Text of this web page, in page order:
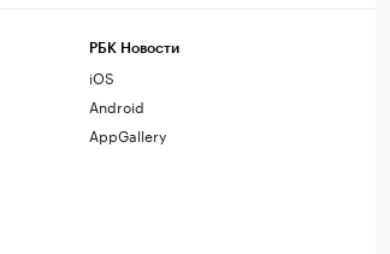
РБК Новости
iOS
Android
AppGallery